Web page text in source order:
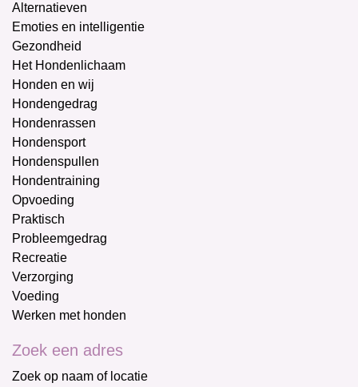
Alternatieven
Emoties en intelligentie
Gezondheid
Het Hondenlichaam
Honden en wij
Hondengedrag
Hondenrassen
Hondensport
Hondenspullen
Hondentraining
Opvoeding
Praktisch
Probleemgedrag
Recreatie
Verzorging
Voeding
Werken met honden
Zoek een adres
Zoek op naam of locatie